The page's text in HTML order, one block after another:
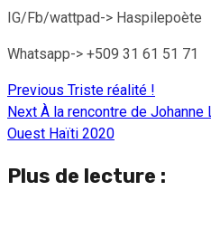
IG/Fb/wattpad-> Haspilepoète
Whatsapp-> +509 31 61 51 71
Continue
Reading
Previous Triste réalité !
Next À la rencontre de Johanne
Ouest Haïti 2020
Plus de lecture :